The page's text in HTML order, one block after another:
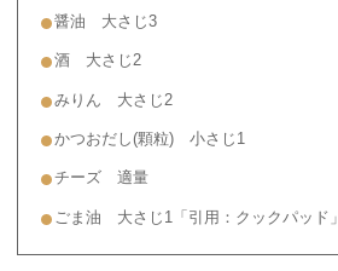
醤油 大さじ3
酒 大さじ2
みりん 大さじ2
かつおだし(顆粒) 小さじ1
チーズ 適量
ごま油 大さじ1「引用：クックパッド」